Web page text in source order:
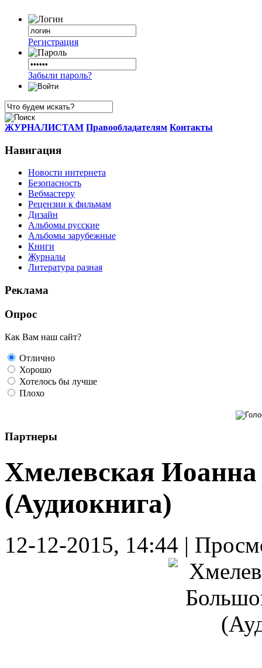
Регистрация
Забыли пароль?
ЖУРНАЛИСТАМ Правообладателям Контакты
Навигация
Новости интернета
Безопасность
Вебмастеру
Рецензии к фильмам
Дизайн
Альбомы русские
Альбомы зарубежные
Книги
Журналы
Литература разная
Реклама
Опрос
Как Вам наш сайт?
Отлично
Хорошо
Хотелось бы лучше
Плохо
Партнеры
Хмелевская
(Аудиокнига)
12-12-2015, 14:44 |